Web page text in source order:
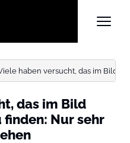
haben versucht, das im Bild
das im Bild
Nur sehr